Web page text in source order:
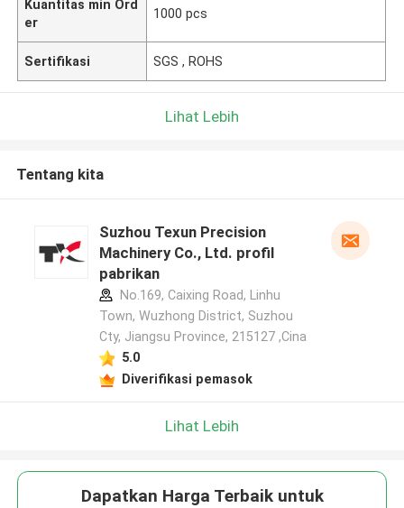
Kuantitas min Ord
er
1000 pcs
Sertifikasi SGS , ROHS
Lihat Lebih
Tentang kita
Suzhou Texun Precision
Machinery Co., Ltd. profil
pabrikan
No.169, Caixing Road, Linhu
Town, Wuzhong District, Suzhou
Cty, Jiangsu Province, 215127 ,Cina
5.0
Diverifikasi pemasok
Lihat Lebih
Dapatkan Harga Terbaik untuk